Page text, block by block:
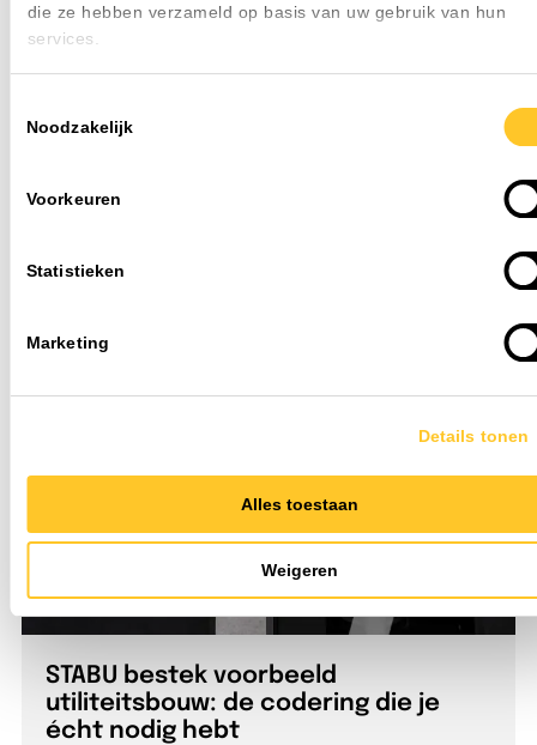
die ze hebben verzameld op basis van uw gebruik van hun
services.
Noodzakelijk
Voorkeuren
Statistieken
Marketing
Details tonen
Alles toestaan
Weigeren
Lichtlijnen kopen: complete info
maanden uitvallen. Schaduwplekken tussen de
Herkenbaar? Dan zijn de lichtlijnen van TLight een
STABU bestek voorbeeld
utiliteitsbouw: de codering die je
écht nodig hebt